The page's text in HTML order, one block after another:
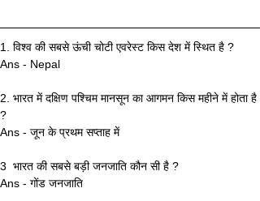
1. विश्व की सबसे ऊंची चोटी एवरेस्ट किस देश में स्थित है ?
Ans - Nepal
2. भारत में दक्षिण पश्चिम मानसून का आगमन किस महीने में होता है
?
Ans - जून के प्रथम सप्ताह में
3  भारत की सबसे बड़ी जनजाति कौन सी है ?
Ans - गोंड जनजाति